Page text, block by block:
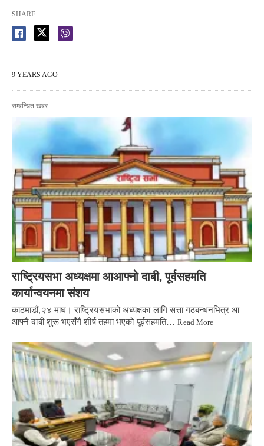
SHARE
9 YEARS AGO
सम्बन्धित खबर
राष्ट्रियसभा अध्यक्षमा आआफ्नो दाबी, पूर्वसहमति
कार्यान्वयनमा संशय
काठमाडौं,२४ माघ। राष्ट्रियसभाको अध्यक्षका लागि सत्ता गठबन्धनभित्र आ–
आफ्नै दाबी शुरू भएसँगै शीर्ष तहमा भएको पूर्वसहमति…Read More